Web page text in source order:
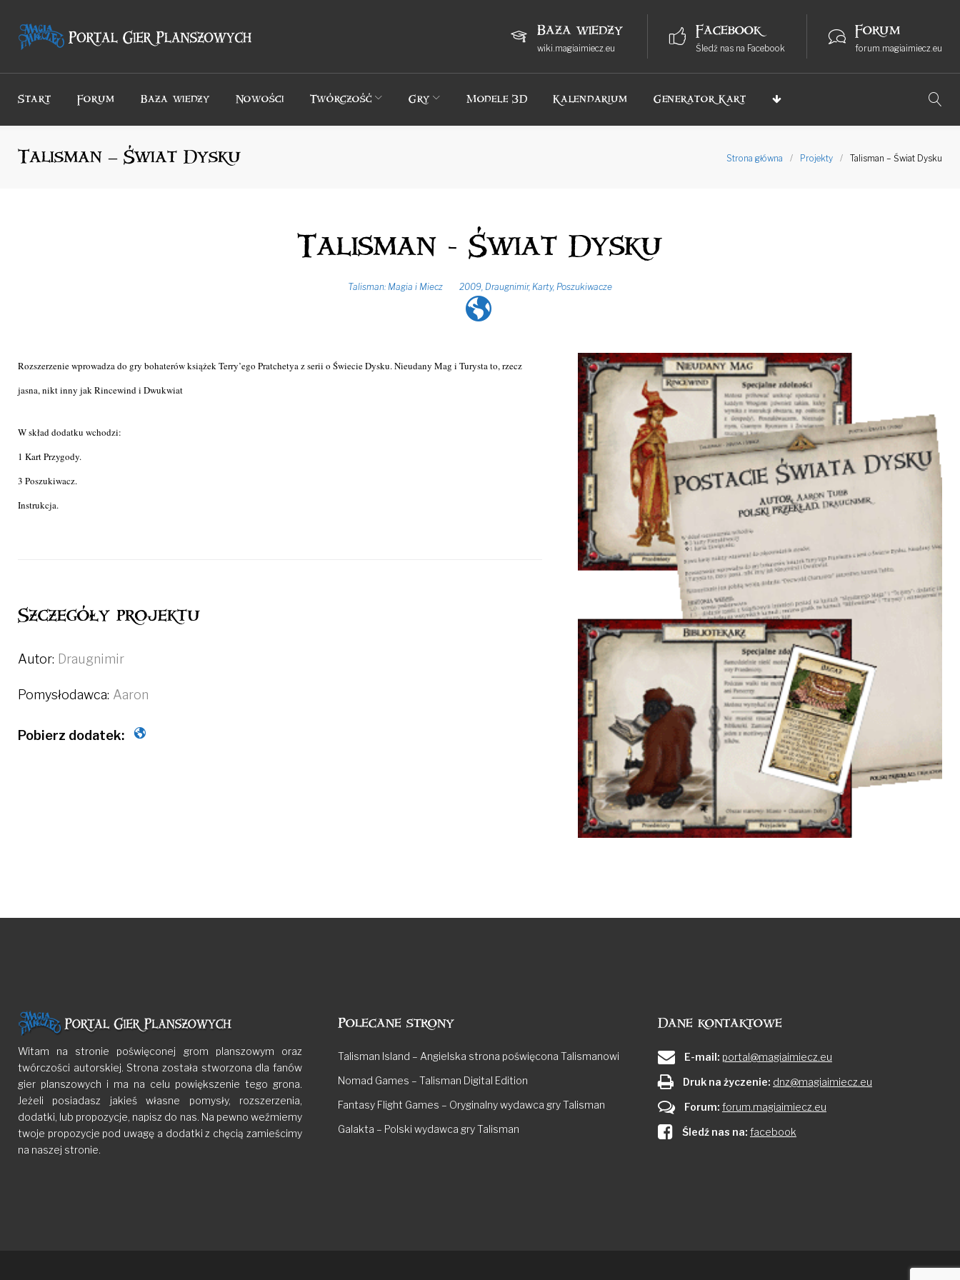
Baza wiedzy
wiki.magiaimiecz.eu
Facebook
Śledź nas na Facebook
Forum
forum.magiaimiecz.eu
Start Forum Baza wiedzy Nowości Twórczość Gry Modele 3D Kalendarium Generator Kart
Talisman – Świat Dysku Strona główna / Projekty / Talisman – Świat Dysku
Talisman - Świat Dysku
Talisman: Magia i Miecz 2009, Draugnimir, Karty, Poszukiwacze
Rozszerzenie wprowadza do gry bohaterów książek Terry’ego Pratchetya z serii o Świecie Dysku. Nieudany Mag i Turysta to, rzecz
jasna, nikt inny jak Rincewind i Dwukwiat
W skład dodatku wchodzi:
1 Kart Przygody.
3 Poszukiwacz.
Instrukcja.
Szczegóły projektu
Autor: Draugnimir
Pomysłodawca: Aaron
Witam na stronie poświęconej grom planszowym oraz
twórczości autorskiej. Strona została stworzona dla fanów
gier planszowych i ma na celu powiększenie tego grona.
Jeżeli posiadasz jakieś własne pomysły, rozszerzenia,
dodatki, lub propozycje, napisz do nas. Na pewno weźmiemy
twoje propozycje pod uwagę a dodatki z chęcią zamieścimy
na naszej stronie.
Polecane strony
Talisman Island – Angielska strona poświęcona Talismanowi
Nomad Games – Talisman Digital Edition
Fantasy Flight Games – Oryginalny wydawca gry Talisman
Galakta – Polski wydawca gry Talisman
Dane kontaktowe
E-mail: portal@magiaimiecz.eu
Druk na życzenie: dnz@magiaimiecz.eu
Forum: forum.magiaimiecz.eu
Śledź nas na: facebook